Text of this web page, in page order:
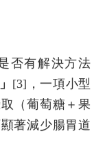
否有解決方法
[3]，一項小型
（葡萄糖＋果
著減少腸胃道